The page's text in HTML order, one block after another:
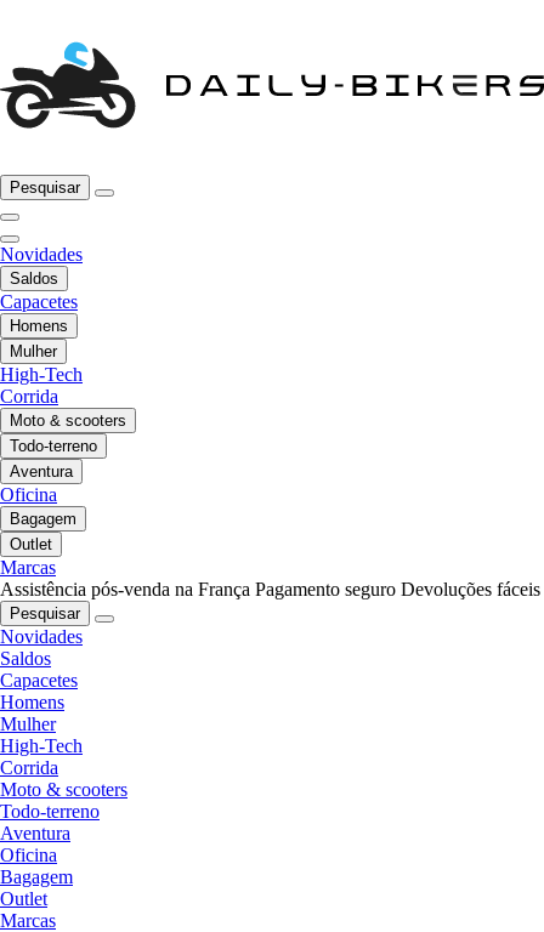
Pesquisar
Novidades
Saldos
Capacetes
Homens
Mulher
High-Tech
Corrida
Moto & scooters
Todo-terreno
Aventura
Oficina
Bagagem
Outlet
Marcas
Assistência pós-venda na França Pagamento seguro Devoluções fáceis
Pesquisar
Novidades
Saldos
Capacetes
Homens
Mulher
High-Tech
Corrida
Moto & scooters
Todo-terreno
Aventura
Oficina
Bagagem
Outlet
Marcas